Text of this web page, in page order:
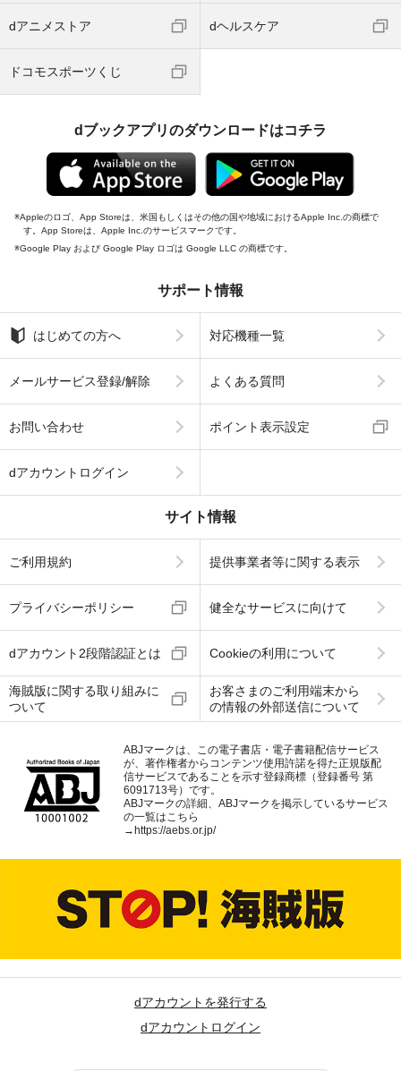
dアニメストア dヘルスケア
ドコモスポーツくじ
dブックアプリのダウンロードはコチラ
Appleのロゴ、App Storeは、米国もしくはその他の国や地域におけるApple Inc.の商標で
す。App Storeは、Apple Inc.のサービスマークです。
Google Play および Google Play ロゴは Google LLC の商標です。
サポート情報
はじめての方へ 対応機種一覧
メールサービス登録/解除 よくある質問
お問い合わせ ポイント表示設定
dアカウントログイン
サイト情報
ご利用規約 提供事業者等に関する表示
プライバシーポリシー 健全なサービスに向けて
dアカウント2段階認証とは Cookieの利用について
海賊版に関する取り組みに
ついて
お客さまのご利用端末から
の情報の外部送信について
ABJマークは、この電子書店・電子書籍配信サービス
が、著作権者からコンテンツ使用許諾を得た正規版配
信サービスであることを示す登録商標（登録番号 第
6091713号）です。
ABJマークの詳細、ABJマークを掲示しているサービス
の一覧はこちら
→ https://aebs.or.jp/
dアカウントを発行する
dアカウントログイン